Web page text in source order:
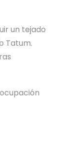
un tejado
Tatum.